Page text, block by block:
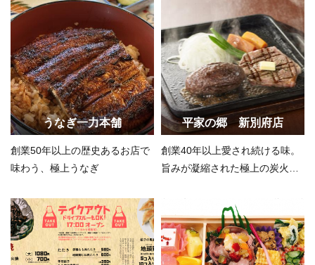
うなぎ一力本舗
創業50年以上の歴史あるお店で
味わう、極上うなぎ
平家の郷 新別府店
創業40年以上愛され続ける味。
旨みが凝縮された極上の炭火焼